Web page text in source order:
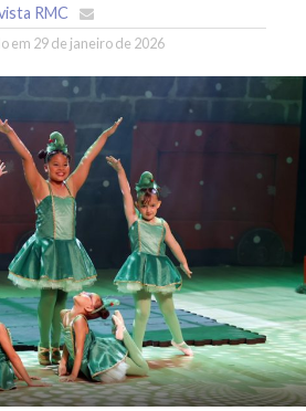
RMC
em 29 de janeiro de 2026